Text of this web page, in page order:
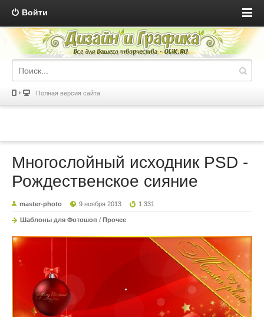
Войти
Полная версия сайта
Многослойный исходник PSD -
Рождественское сияние
master-photo 9 ноября 2013 1 331
Шаблоны для Фотошоп / Прочее